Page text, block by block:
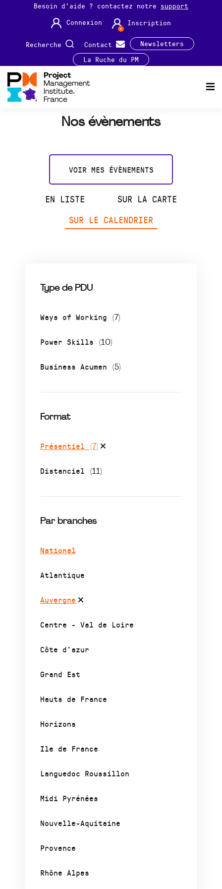
Besoin d'aide ? contactez notre support
Connexion
Inscription
Recherche Contact
Newsletters
La Ruche du PM
Nos évènements
VOIR MES ÉVÈNEMENTS
EN LISTE
SUR LA CARTE
SUR LE CALENDRIER
Type de PDU
Ways of Working (7)
Power Skills (10)
Business Acumen (5)
Format
Présentiel (7)
Distanciel (11)
Par branches
National
Atlantique
Auvergne
Centre - Val de Loire
Côte d’azur
Grand Est
Hauts de France
Horizons
Ile de France
Languedoc Roussillon
Midi Pyrénées
Nouvelle-Aquitaine
Provence
Rhône Alpes